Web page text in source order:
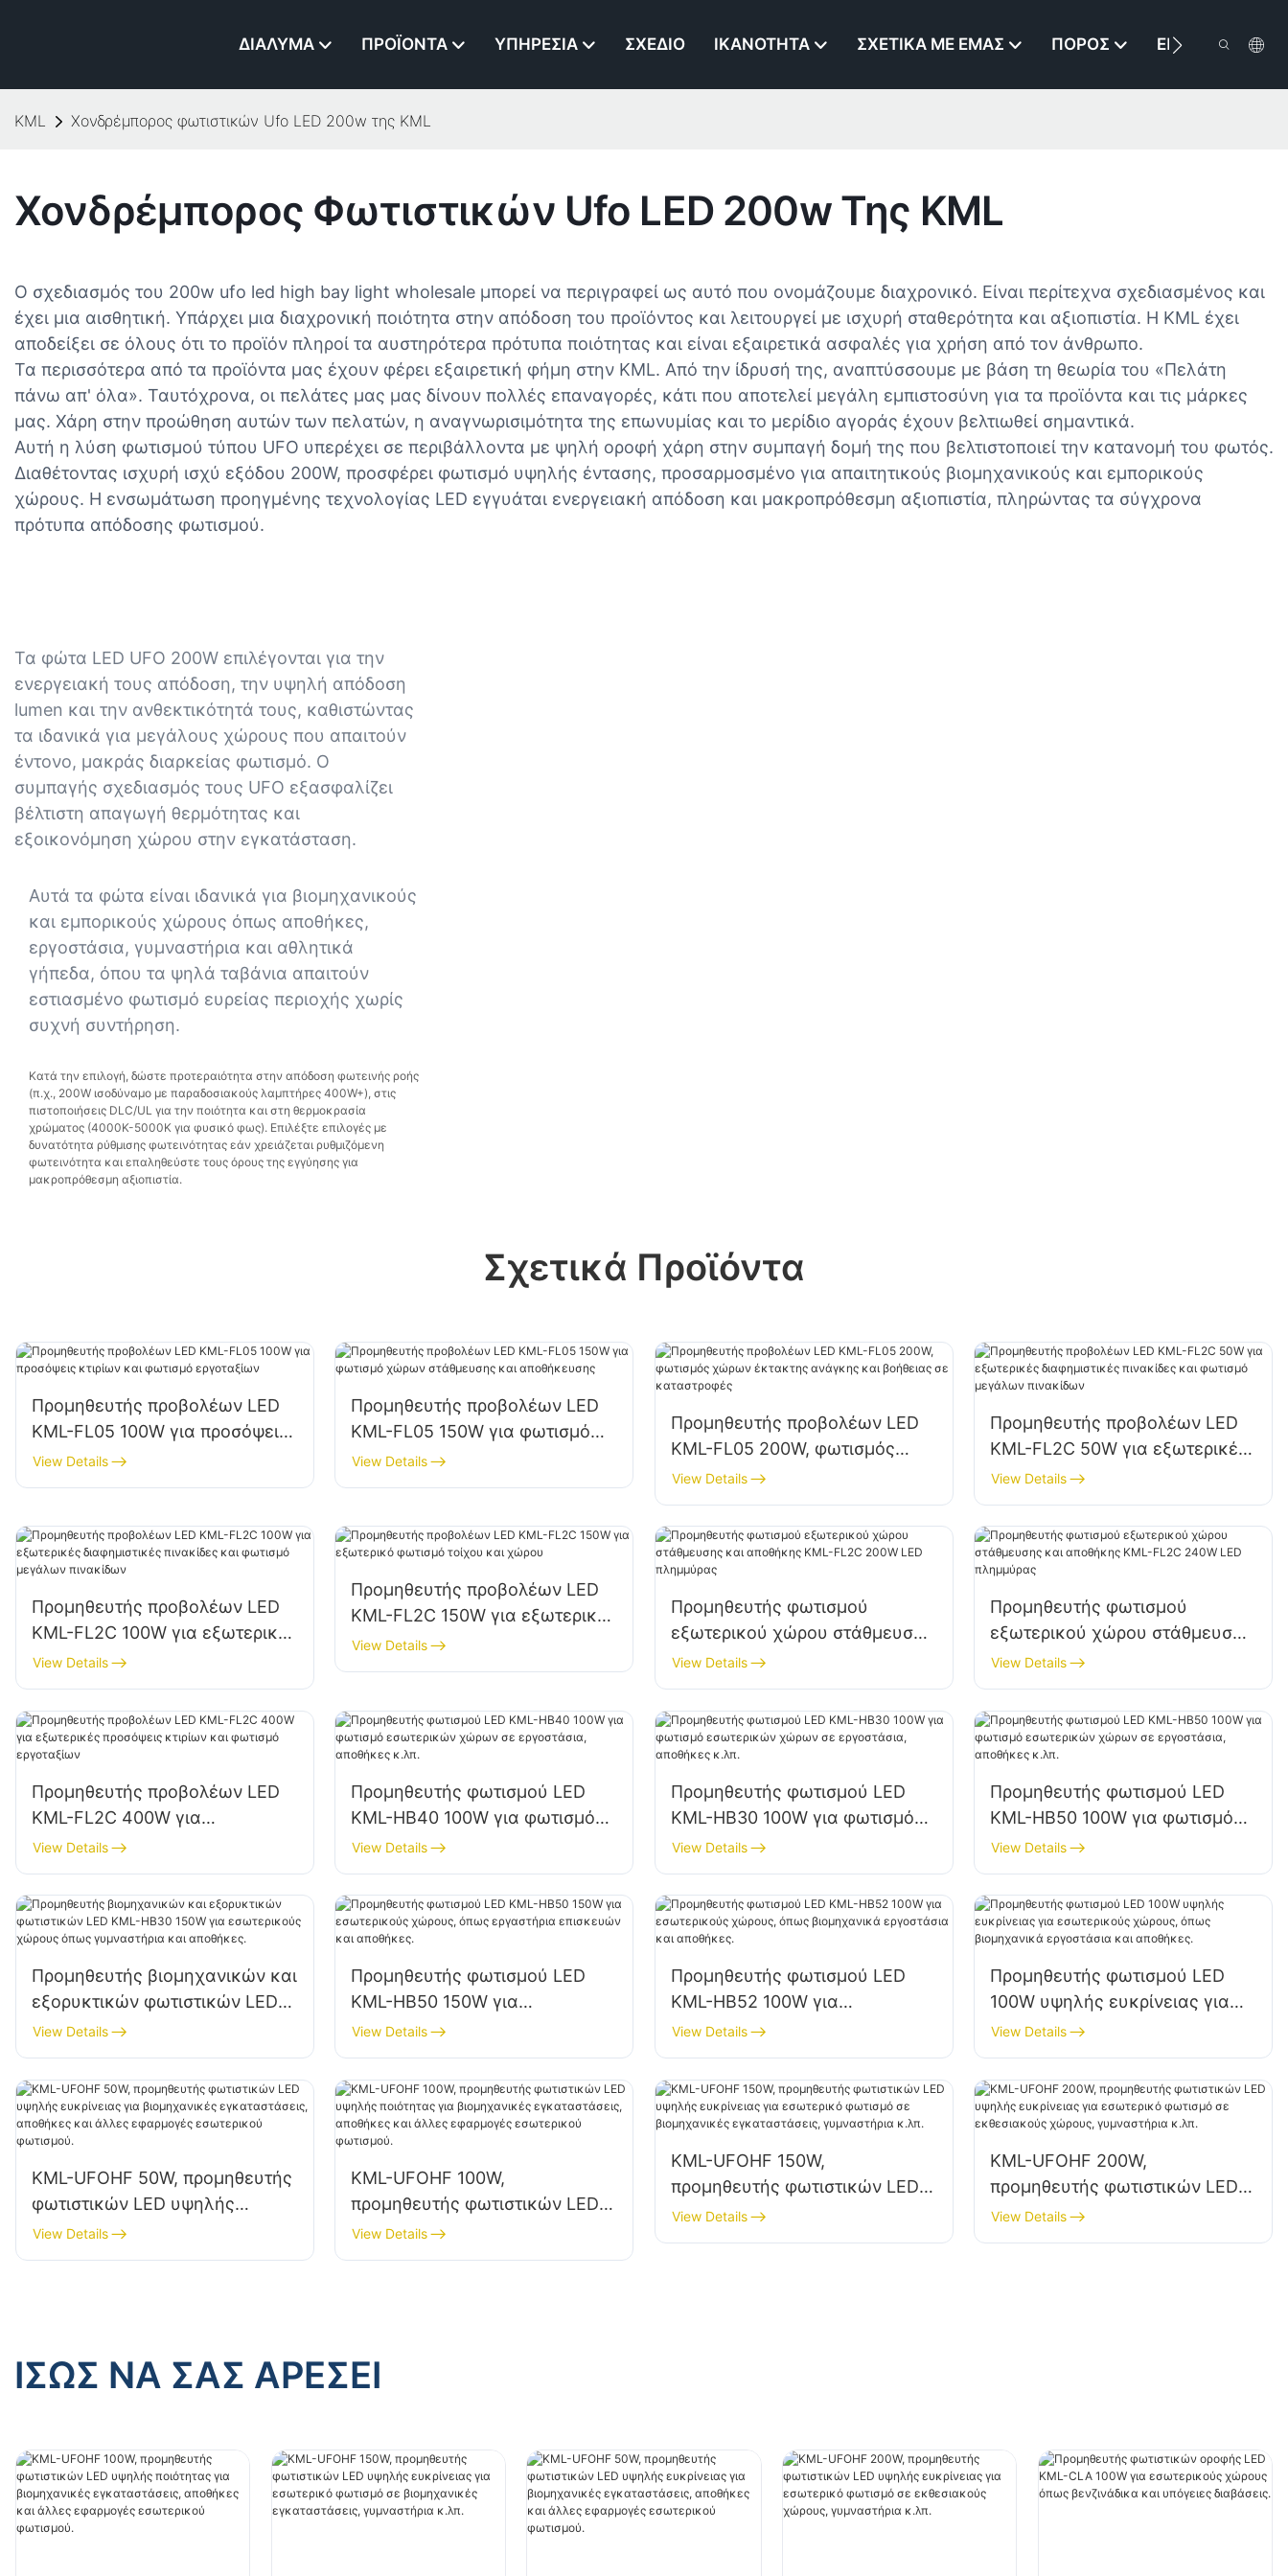
ΔΙΆΛΥΜΑ ΠΡΟΪΌΝΤΑ ΥΠΗΡΕΣΊΑ ΣΧΈΔΙΟ ΙΚΑΝΌΤΗΤΑ ΣΧΕΤΙΚΆ ΜΕ ΕΜΆΣ ΠΌΡΟΣ
KML Χονδρέμπορος φωτιστικών Ufo LED 200w της KML
Χονδρέμπορος Φωτιστικών Ufo LED 200w Της KML
Ο σχεδιασμός του 200w ufo led high bay light wholesale μπορεί να περιγραφεί ως αυτό που ονομάζουμε διαχρονικό. Είναι περίτεχνα σχεδιασμένος και
έχει μια αισθητική. Υπάρχει μια διαχρονική ποιότητα στην απόδοση του προϊόντος και λειτουργεί με ισχυρή σταθερότητα και αξιοπιστία. Η KML έχει
αποδείξει σε όλους ότι το προϊόν πληροί τα αυστηρότερα πρότυπα ποιότητας και είναι εξαιρετικά ασφαλές για χρήση από τον άνθρωπο.
Τα περισσότερα από τα προϊόντα μας έχουν φέρει εξαιρετική φήμη στην KML. Από την ίδρυσή της, αναπτύσσουμε με βάση τη θεωρία του «Πελάτη
πάνω απ' όλα». Ταυτόχρονα, οι πελάτες μας μας δίνουν πολλές επαναγορές, κάτι που αποτελεί μεγάλη εμπιστοσύνη για τα προϊόντα και τις μάρκες
μας. Χάρη στην προώθηση αυτών των πελατών, η αναγνωρισιμότητα της επωνυμίας και το μερίδιο αγοράς έχουν βελτιωθεί σημαντικά.
Αυτή η λύση φωτισμού τύπου UFO υπερέχει σε περιβάλλοντα με ψηλή οροφή χάρη στην συμπαγή δομή της που βελτιστοποιεί την κατανομή του φωτός.
Διαθέτοντας ισχυρή ισχύ εξόδου 200W, προσφέρει φωτισμό υψηλής έντασης, προσαρμοσμένο για απαιτητικούς βιομηχανικούς και εμπορικούς
χώρους. Η ενσωμάτωση προηγμένης τεχνολογίας LED εγγυάται ενεργειακή απόδοση και μακροπρόθεσμη αξιοπιστία, πληρώντας τα σύγχρονα
πρότυπα απόδοσης φωτισμού.
Τα φώτα LED UFO 200W επιλέγονται για την
ενεργειακή τους απόδοση, την υψηλή απόδοση
lumen και την ανθεκτικότητά τους, καθιστώντας
τα ιδανικά για μεγάλους χώρους που απαιτούν
έντονο, μακράς διαρκείας φωτισμό. Ο
συμπαγής σχεδιασμός τους UFO εξασφαλίζει
βέλτιστη απαγωγή θερμότητας και
εξοικονόμηση χώρου στην εγκατάσταση.
Αυτά τα φώτα είναι ιδανικά για βιομηχανικούς
και εμπορικούς χώρους όπως αποθήκες,
εργοστάσια, γυμναστήρια και αθλητικά
γήπεδα, όπου τα ψηλά ταβάνια απαιτούν
εστιασμένο φωτισμό ευρείας περιοχής χωρίς
συχνή συντήρηση.
Κατά την επιλογή, δώστε προτεραιότητα στην απόδοση φωτεινής ροής
(π.χ., 200W ισοδύναμο με παραδοσιακούς λαμπτήρες 400W+), στις
πιστοποιήσεις DLC/UL για την ποιότητα και στη θερμοκρασία
χρώματος (4000K-5000K για φυσικό φως). Επιλέξτε επιλογές με
δυνατότητα ρύθμισης φωτεινότητας εάν χρειάζεται ρυθμιζόμενη
φωτεινότητα και επαληθεύστε τους όρους της εγγύησης για
μακροπρόθεσμη αξιοπιστία.
Σχετικά Προϊόντα
Προμηθευτής προβολέων LED
KML-FL05 100W για προσόψεις
κτιρίων και φωτισμό
εργοταξίων
View Details
Προμηθευτής προβολέων LED
KML-FL05 150W για φωτισμό
χώρων στάθμευσης και
αποθήκευσης
View Details
Προμηθευτής προβολέων LED
KML-FL05 200W, φωτισμός
χώρων έκτακτης ανάγκης και
βοήθειας σε καταστροφές
View Details
Προμηθευτής προβολέων LED
KML-FL2C 50W για εξωτερικές
διαφημιστικές πινακίδες και
φωτισμό μεγάλων πινακίδων
View Details
Προμηθευτής προβολέων LED
KML-FL2C 100W για εξωτερικές
διαφημιστικές πινακίδες και
φωτισμό μεγάλων πινακίδων
View Details
Προμηθευτής προβολέων LED
KML-FL2C 150W για εξωτερικό
φωτισμό τοίχου και χώρου
View Details
Προμηθευτής φωτισμού
εξωτερικού χώρου στάθμευσης
και αποθήκης KML-FL2C 200W
LED πλημμύρας
View Details
Προμηθευτής φωτισμού
εξωτερικού χώρου στάθμευσης
και αποθήκης KML-FL2C 240W
LED πλημμύρας
View Details
Προμηθευτής προβολέων LED
KML-FL2C 400W για
εξωτερικές προσόψεις κτιρίων
και φωτισμό εργοταξίων
View Details
Προμηθευτής φωτισμού LED
KML-HB40 100W για φωτισμό
εσωτερικών χώρων σε
εργοστάσια, αποθήκες κ.λπ.
View Details
Προμηθευτής φωτισμού LED
KML-HB30 100W για φωτισμό
εσωτερικών χώρων σε
εργοστάσια, αποθήκες κ.λπ.
View Details
Προμηθευτής φωτισμού LED
KML-HB50 100W για φωτισμό
εσωτερικών χώρων σε
εργοστάσια, αποθήκες κ.λπ.
View Details
Προμηθευτής βιομηχανικών και
εξορυκτικών φωτιστικών LED
KML-HB30 150W για
εσωτερικούς χώρους όπως
γυμναστήρια και αποθήκες.
View Details
Προμηθευτής φωτισμού LED
KML-HB50 150W για
εσωτερικούς χώρους, όπως
εργαστήρια επισκευών και
αποθήκες.
View Details
Προμηθευτής φωτισμού LED
KML-HB52 100W για
εσωτερικούς χώρους, όπως
βιομηχανικά εργοστάσια και
αποθήκες.
View Details
Προμηθευτής φωτισμού LED
100W υψηλής ευκρίνειας για
εσωτερικούς χώρους, όπως
βιομηχανικά εργοστάσια και
αποθήκες.
View Details
KML-UFOHF 50W, προμηθευτής
φωτιστικών LED υψηλής
ευκρίνειας για βιομηχανικές
εγκαταστάσεις, αποθήκες και
View Details
KML-UFOHF 100W,
προμηθευτής φωτιστικών LED
υψηλής ποιότητας για
βιομηχανικές εγκαταστάσεις,
View Details
KML-UFOHF 150W,
προμηθευτής φωτιστικών LED
υψηλής ευκρίνειας για
εσωτερικό φωτισμό σε
View Details
KML-UFOHF 200W,
προμηθευτής φωτιστικών LED
υψηλής ευκρίνειας για
εσωτερικό φωτισμό σε
View Details
ΊΣΩΣ ΝΑ ΣΑΣ ΑΡΈΣΕΙ